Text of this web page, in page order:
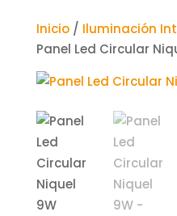
Inicio/ Iluminación
Panel Led Circular